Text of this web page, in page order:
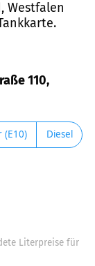
Westfalen
110,
(E10) Diesel
Literpreise für